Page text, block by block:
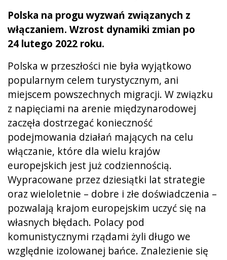
Polska na progu wyzwań związanych z
włączaniem. Wzrost dynamiki zmian po
24 lutego 2022 roku.
Polska w przeszłości nie była wyjątkowo
popularnym celem turystycznym, ani
miejscem powszechnych migracji. W związku
z napięciami na arenie międzynarodowej
zaczęła dostrzegać konieczność
podejmowania działań mających na celu
włączanie, które dla wielu krajów
europejskich jest już codziennością.
Wypracowane przez dziesiątki lat strategie
oraz wieloletnie – dobre i złe doświadczenia –
pozwalają krajom europejskim uczyć się na
własnych błędach. Polacy pod
komunistycznymi rządami żyli długo we
względnie izolowanej bańce. Znalezienie się